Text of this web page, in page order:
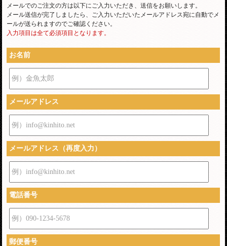
メールでのご注文の方は以下にご入力いただき、送信をお願いします。
メール送信が完了しましたら、ご入力いただいたメールアドレス宛に自動でメ
ールが送られますのでご確認ください。
入力項目は全て必須項目となります。
お名前
例）金魚太郎
メールアドレス
例）info@kinhito.net
メールアドレス（再度入力）
例）info@kinhito.net
電話番号
例）090-1234-5678
郵便番号